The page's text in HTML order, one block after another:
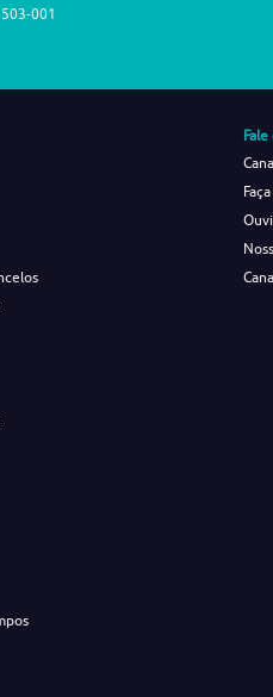
001